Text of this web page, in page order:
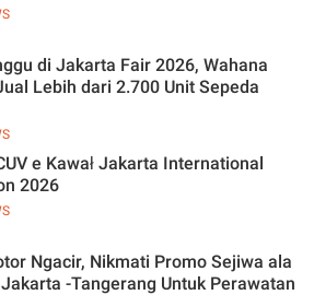
di Jakarta Fair 2026, Wahana
Lebih dari 2.700 Unit Sepeda
e Kawał Jakarta International
2026
Ngacir, Nikmati Promo Sejiwa ala
-Tangerang Untuk Perawatan